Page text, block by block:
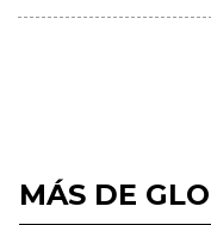
MÁS DE